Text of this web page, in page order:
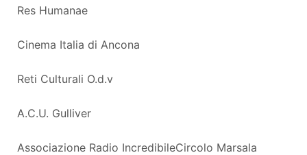
Res Humanae
Cinema Italia di Ancona
Reti Culturali O.d.v
A.C.U. Gulliver
Associazione Radio IncredibileCircolo Marsala